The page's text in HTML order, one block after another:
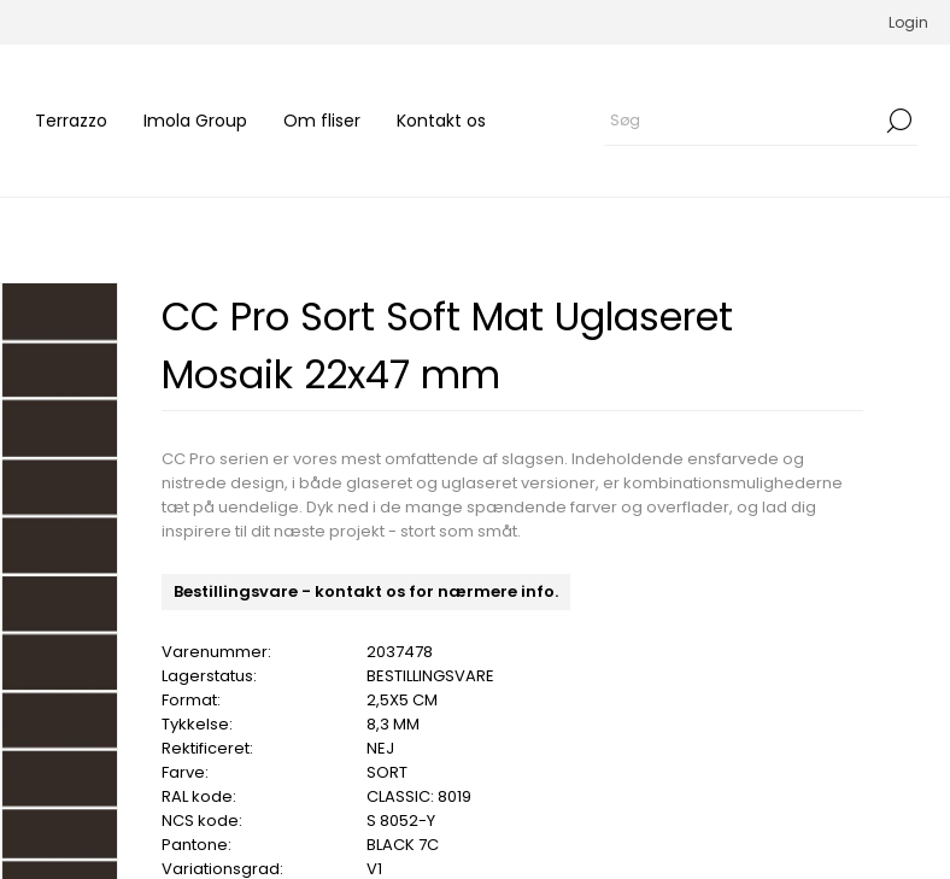
Login
Terrazzo Imola Group Om fliser Kontakt os
CC Pro Sort Soft Mat Uglaseret
Mosaik 22x47 mm
CC Pro serien er vores mest omfattende af slagsen. Indeholdende ensfarvede og
nistrede design, i både glaseret og uglaseret versioner, er kombinationsmulighederne
tæt på uendelige. Dyk ned i de mange spændende farver og overflader, og lad dig
inspirere til dit næste projekt - stort som småt.
Bestillingsvare - kontakt os for nærmere info.
Varenummer:
2037478
Lagerstatus:
BESTILLINGSVARE
Format:
2,5X5 CM
Tykkelse:
8,3 MM
Rektificeret:
NEJ
Farve:
SORT
RAL kode:
CLASSIC: 8019
NCS kode:
S 8052-Y
Pantone:
BLACK 7C
Variationsgrad:
V1